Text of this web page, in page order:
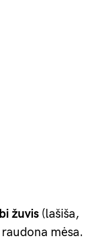
žuvis (lašiša,
mėsa.